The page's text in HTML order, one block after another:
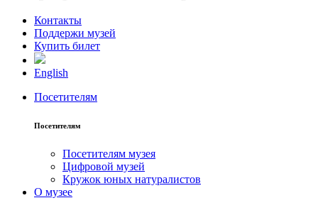
Контакты
Поддержи музей
Купить билет
English
Посетителям
Посетителям
Посетителям музея
Цифровой музей
Кружок юных натуралистов
О музее